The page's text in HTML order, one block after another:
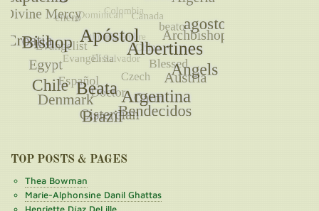
TOP POSTS & PAGES
Thea Bowman
Marie-Alphonsine Danil Ghattas